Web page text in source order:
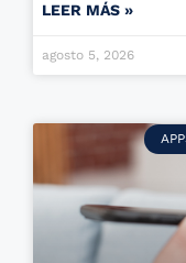
LEER MÁS »
agosto 5, 2026